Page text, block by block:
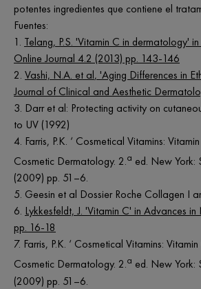
potentes ingredientes que contiene el
Fuentes:
1. Telang, P.S. 'Vitamin C in dermatology'
Online Journal 4.2 (2013) pp. 143-146
2. Vashi, N.A. et al, 'Aging Differences in
Journal of Clinical and Aesthetic
3. Darret al: Protecting activity on
to UV (1992)
4. Farris, P.K. ‘ Cosmetical Vitamins:
Cosmetic Dermatology. 2.a ed. New York:
(2009) pp. 51–6.
5. Geesin et al Dossier Roche Collagen I
6. Lykkesfeldt, J. 'Vitamin C' in Advances
pp. 16-18
7. Farris, P.K. ‘ Cosmetical Vitamins: Vitamin
Cosmetic Dermatology. 2.a ed. New York:
(2009) pp. 51–6.